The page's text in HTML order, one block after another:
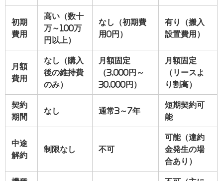
初期
費用
高い（数十
万～100万
円以上）
なし（初期費
用0円）
有り（搬入
設置費用）
月額
費用
なし（購入
後の維持費
のみ）
月額固定
（3,000円～
30,000円）
月額固定
（リースよ
り割高）
契約
期間
なし 通常3～7年
短期契約可
能
中途
解約
制限なし 不可
可能（違約
金発生の場
合あり）